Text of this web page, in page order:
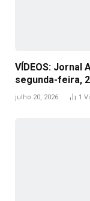
VÍDEOS: Jornal
segunda-feira,
julho 20, 2026 1